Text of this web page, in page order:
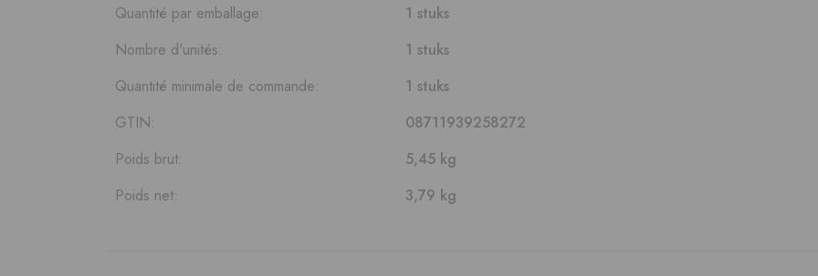
Quantité par emballage:
1 stuks
Nombre d'unités:
1 stuks
Quantité minimale de commande:
1 stuks
GTIN:
08711939258272
Poids brut:
5,45 kg
Poids net:
3,79 kg